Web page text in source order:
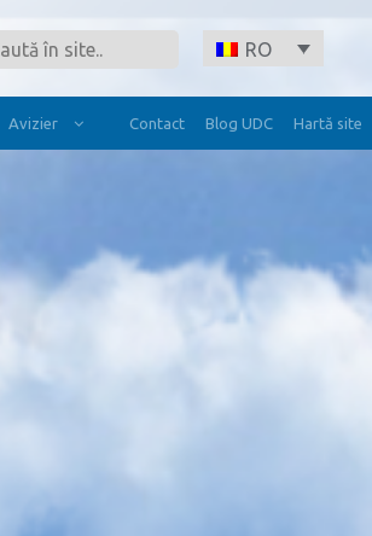
RO
Avizier Contact Blog UDC Hartă site